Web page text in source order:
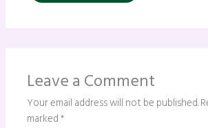
Leave a Comment
Your email address will not be published.
marked*